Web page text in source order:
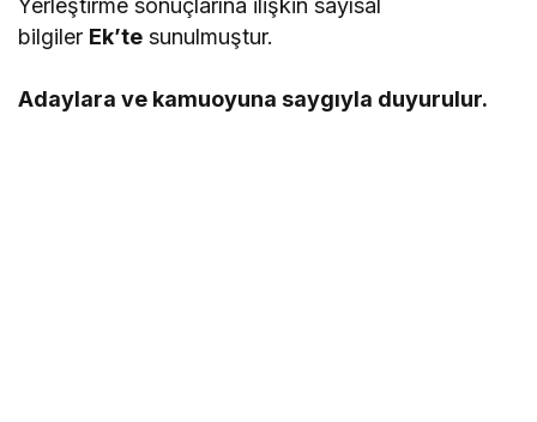
bilgiler Ek’te sunulmuştur.
Adaylara ve kamuoyuna saygıyla duyurulur.